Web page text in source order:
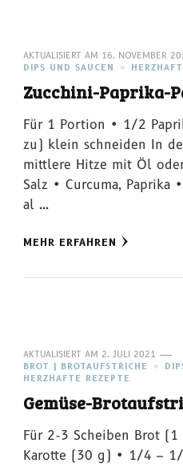
AKTUALISIERT AM 16. NOVEMBER
DIPS UND SAUCEN
Zucchini-Paprika-
Für 1 Portion • 1/2
zu) klein schneiden In
mittlere Hitze mit Öl
Salz • Curcuma, Paprika
al …
MEHR ERFAHREN
AKTUALISIERT AM 2. JULI 2021
BROT | BROTAUFSTRICHE
HERZHAFTE REZEPTE
Gemüse-
Für 2-3 Scheiben Brot
Karotte (30 g) • 1/4 –